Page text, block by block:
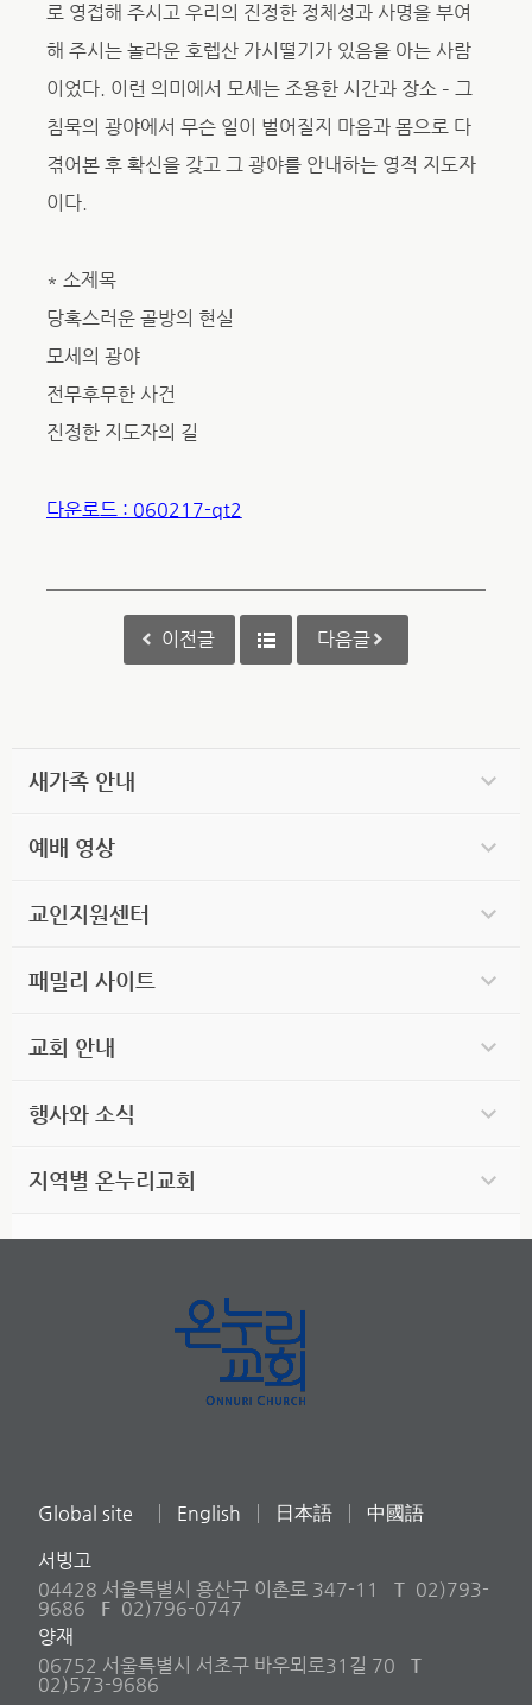
로 영접해 주시고 우리의 진정한 정체성과 사명을 부여
해 주시는 놀라운 호렙산 가시떨기가 있음을 아는 사람
이었다. 이런 의미에서 모세는 조용한 시간과 장소 – 그
침묵의 광야에서 무슨 일이 벌어질지 마음과 몸으로 다
겪어본 후 확신을 갖고 그 광야를 안내하는 영적 지도자
이다.
* 소제목
당혹스러운 골방의 현실
모세의 광야
전무후무한 사건
진정한 지도자의 길
다운로드 : 060217-qt2
이전글 다음글
새가족 안내
예배 영상
교인지원센터
패밀리 사이트
교회 안내
행사와 소식
지역별 온누리교회
Global site English 日本語 中國語
서빙고
04428 서울특별시 용산구 이촌로 347-11
T 02)793-
9686
F 02)796-0747
양재
06752 서울특별시 서초구 바우뫼로31길 70
T
02)573-9686